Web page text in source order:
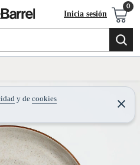
Inicia sesión
e
r
c
B
a
r
y de cookies
C
r